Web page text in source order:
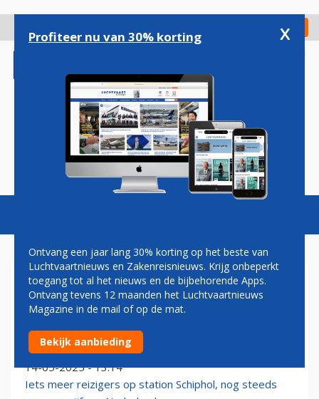
gaan
Check in
Magazine Podcasts Vacatures
SCHIPHOL
MRS gaat in tegen minister: wil luchtvaartpersoneel
blijven weigeren
14-05-2025 - 13:14
Iets meer reizigers op station Schiphol, nog steeds
Profiteer nu van 30% korting x
Ontvang een jaar lang 30% korting op het beste van
Luchtvaartnieuws en Zakenreisnieuws. Krijg onbeperkt
toegang tot al het nieuws en de bijbehorende Apps.
Ontvang tevens 12 maanden het Luchtvaartnieuws
Magazine in de mail of op de mat.
Bekijk aanbieding